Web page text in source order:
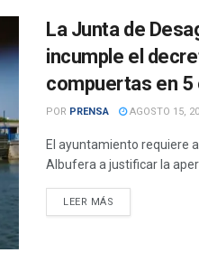
La Junta de
incumple el
compuertas en 5
POR PRENSA AGOSTO 15,
El ayuntamiento requiere
Albufera a justificar la
LEER MÁS